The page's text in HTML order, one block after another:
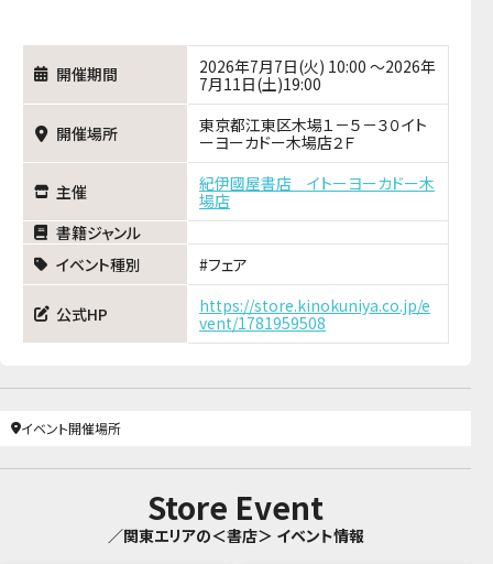
開催期間
2026年7月7日(火) 10:00 ～2026年
7月11日(土)19:00
開催場所
東京都江東区木場１－５－３０イト
ーヨーカドー木場店２Ｆ
主催
紀伊國屋書店 イトーヨーカドー木
場店
書籍ジャンル
イベント種別
フェア
公式HP
https://store.kinokuniya.co.jp/e
vent/1781959508
イベント開催場所
Store Event
／関東エリアの＜書店＞ イベント情報